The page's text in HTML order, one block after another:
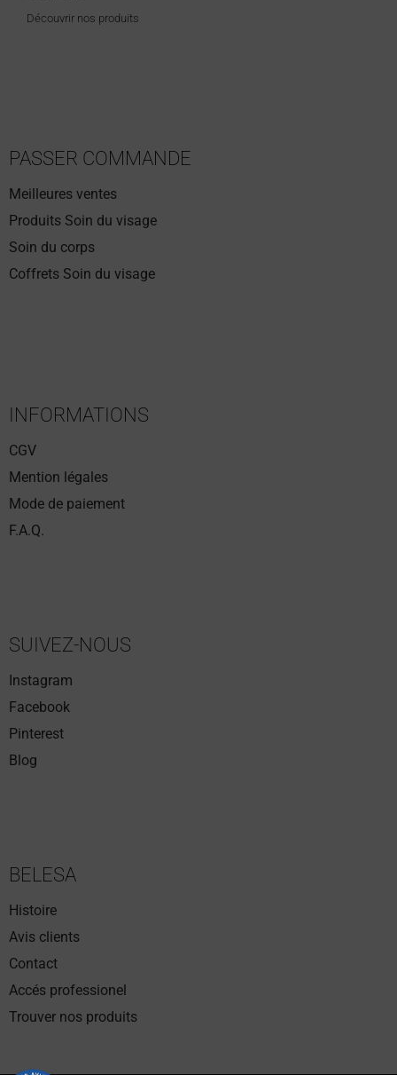
Découvrir nos produits
PASSER COMMANDE
Meilleures ventes
Produits Soin du visage
Soin du corps
Coffrets Soin du visage
INFORMATIONS
CGV
Mention légales
Mode de paiement
F.A.Q.
SUIVEZ-NOUS
Instagram
Facebook
Pinterest
Blog
BELESA
Histoire
Avis clients
Contact
Accés professionel
Trouver nos produits